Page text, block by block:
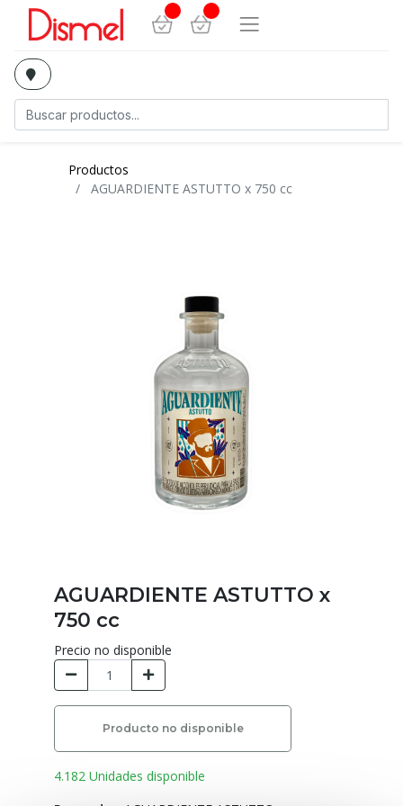
Productos
AGUARDIENTE ASTUTTO x 750 cc
AGUARDIENTE ASTUTTO x
750 cc
Precio no disponible
Producto no disponible
4.182 Unidades disponible